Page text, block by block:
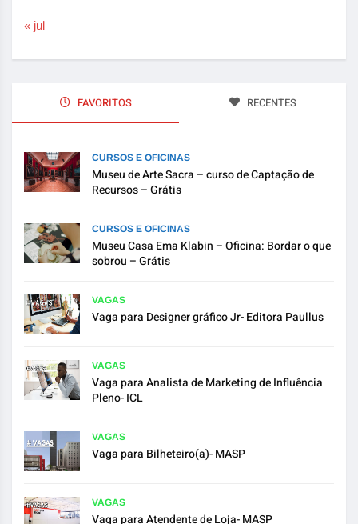
« jul
FAVORITOS RECENTES
CURSOS E OFICINAS
Museu de Arte Sacra – curso de Captação de
Recursos – Grátis
CURSOS E OFICINAS
Museu Casa Ema Klabin – Oficina: Bordar o que
sobrou – Grátis
VAGAS
Vaga para Designer gráfico Jr- Editora Paullus
VAGAS
Vaga para Analista de Marketing de Influência
Pleno- ICL
VAGAS
Vaga para Bilheteiro(a)- MASP
VAGAS
Vaga para Atendente de Loja- MASP